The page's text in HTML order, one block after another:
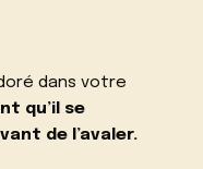
dans votre
qu’il se
de l’avaler.